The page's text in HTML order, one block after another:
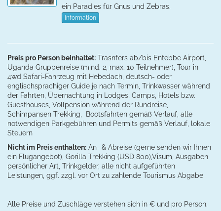
ein Paradies für Gnus und Zebras.
Information
Preis pro Person beinhaltet: Trasnfers ab/bis Entebbe Airport,
Uganda Gruppenreise (mind. 2, max. 10 Teilnehmer), Tour in
4wd Safari-Fahrzeug mit Hebedach, deutsch- oder
englischsprachiger Guide je nach Termin, Trinkwasser während
der Fahrten, Übernachtung in Lodges, Camps, Hotels bzw.
Guesthouses, Vollpension während der Rundreise,
Schimpansen Trekking, Bootsfahrten gemäß Verlauf, alle
notwendigen Parkgebühren und Permits gemäß Verlauf, lokale
Steuern
Nicht im Preis enthalten: An- & Abreise (gerne senden wir Ihnen
ein Flugangebot), Gorilla Trekking (USD 800),Visum, Ausgaben
persönlicher Art, Trinkgelder, alle nicht aufgeführten
Leistungen, ggf. zzgl. vor Ort zu zahlende Tourismus Abgabe
Alle Preise und Zuschläge verstehen sich in € und pro Person.